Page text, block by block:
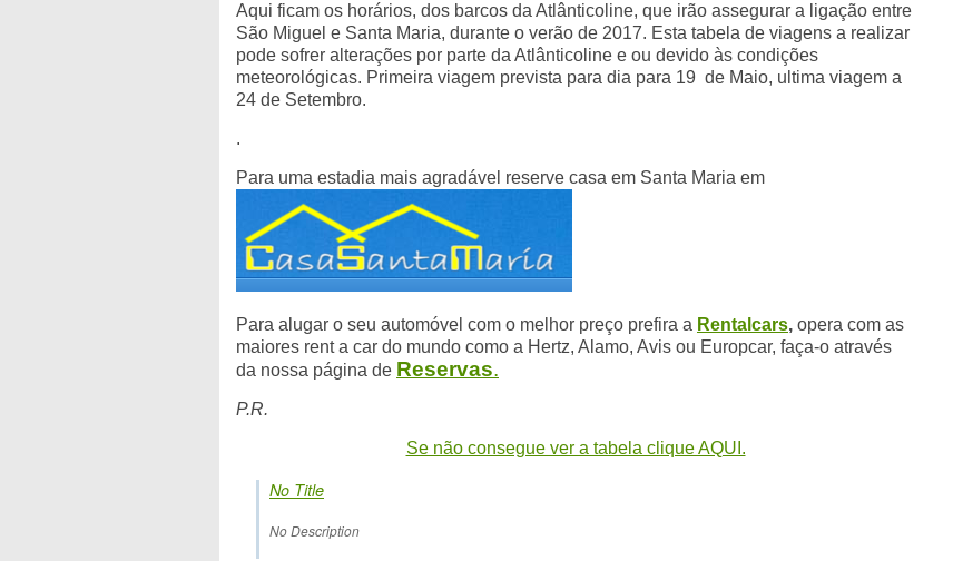
Aqui ficam os horários, dos barcos da Atlânticoline, que irão assegurar a ligação entre
São Miguel e Santa Maria, durante o verão de 2017. Esta tabela de viagens a realizar
pode sofrer alterações por parte da Atlânticoline e ou devido às condições
meteorológicas. Primeira viagem prevista para dia para 19 de Maio, ultima viagem a
24 de Setembro.
.
Para uma estadia mais agradável reserve casa em Santa Maria em
Para alugar o seu automóvel com o melhor preço prefira a Rentalcars, opera com as
maiores rent a car do mundo como a Hertz, Alamo, Avis ou Europcar, faça-o através
da nossa página de Reservas.
P.R.
Se não consegue ver a tabela clique AQUI.
No Title
No Description